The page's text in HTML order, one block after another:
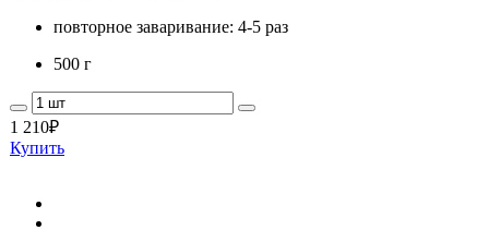
повторное заваривание: 4-5 раз
500 г
1 210₽
Купить